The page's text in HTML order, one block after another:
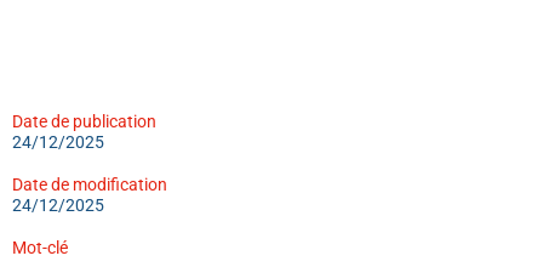
Date de publication
24/12/2025
Date de modification
24/12/2025
Mot-clé